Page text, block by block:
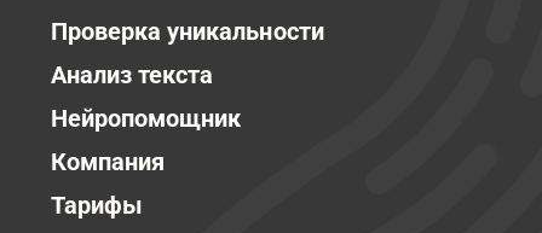
Проверка уникальности
Анализ текста
Нейропомощник
Компания
Тарифы